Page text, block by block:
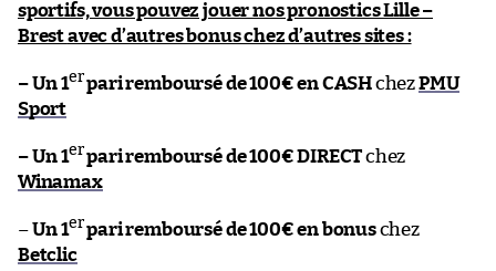
sportifs, vous pouvez jouer nos pronostics Lille –
Brestavec d’autres bonus chez d’autres sites :
– Un 1erpari remboursé de 100€ en CASHchezPMU
Sport
– Un 1erpari remboursé de 100€ DIRECTchez
Winamax
–Un 1erpari remboursé de 100€ en bonuschez
Betclic